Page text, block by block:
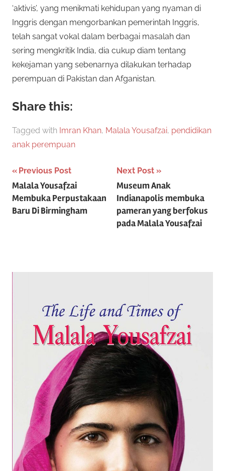
‘aktivis’, yang menikmati kehidupan yang nyaman di
Inggris dengan mengorbankan pemerintah Inggris,
telah sangat vokal dalam berbagai masalah dan
sering mengkritik India, dia cukup diam tentang
kekejaman yang sebenarnya dilakukan terhadap
perempuan di Pakistan dan Afganistan.
Share this:
Tagged with Imran Khan, Malala Yousafzai, pendidikan
anak perempuan
Post
navigation
Previous Post
Malala Yousafzai
Membuka Perpustakaan
Baru Di Birmingham
Next Post
Museum Anak
Indianapolis membuka
pameran yang berfokus
pada Malala Yousafzai